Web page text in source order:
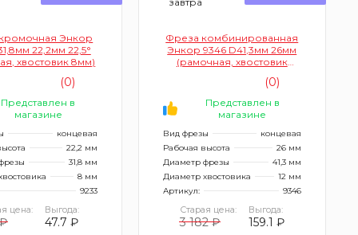
Энкор
22,2мм 22,5°
хвостовик 8мм)
(0)
Представлен в
магазине
концевая
22,2 мм
31,8 мм
8 мм
9233
цена: Выгода:
47.7 ₽
Фреза комбинированная
Энкор 9346 D41,3мм 26мм
(рамочная, хвостовик
(0)
Представлен в
магазине
Вид фрезы
концевая
Рабочая высота
26 мм
Диаметр фрезы
41,3 мм
Диаметр хвостовика
12 мм
Артикул:
9346
Старая цена:
3 182 ₽
Выгода:
159.1 ₽